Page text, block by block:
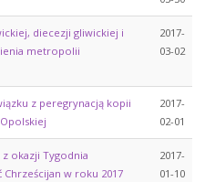
diecezji gliwickiej i
metropolii
2017-
03-02
z peregrynacją kopii
2017-
02-01
okazji Tygodnia
w roku 2017
2017-
01-10